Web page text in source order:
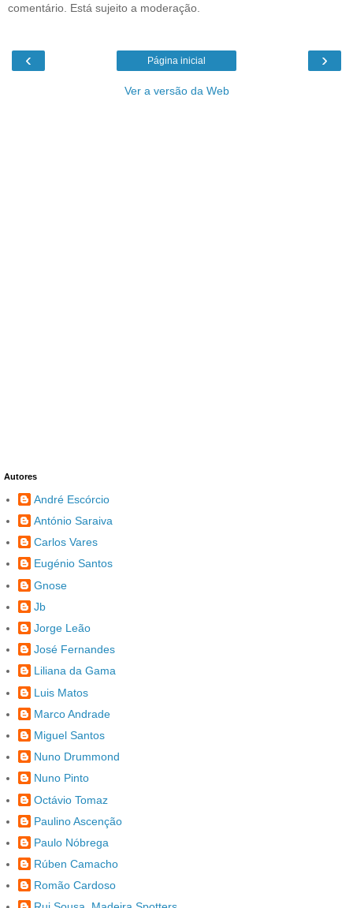
comentário. Está sujeito a moderação.
‹ ›
Página inicial
Ver a versão da Web
Autores
André Escórcio
António Saraiva
Carlos Vares
Eugénio Santos
Gnose
Jb
Jorge Leão
José Fernandes
Liliana da Gama
Luis Matos
Marco Andrade
Miguel Santos
Nuno Drummond
Nuno Pinto
Octávio Tomaz
Paulino Ascenção
Paulo Nóbrega
Rúben Camacho
Romão Cardoso